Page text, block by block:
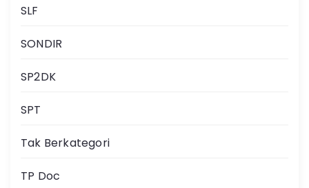
SLF
SONDIR
SP2DK
SPT
Tak Berkategori
TP Doc